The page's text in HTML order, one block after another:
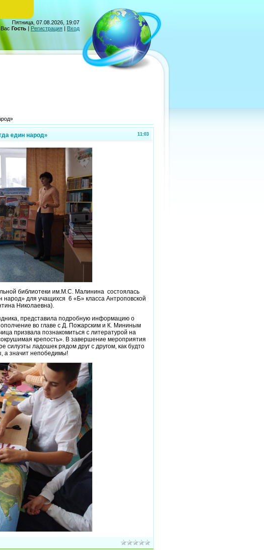
Пятница, 07.08.2026, 19:07
Гость | Регистрация | Вход
11:03
един народ»
библиотеки им.М.С. Малинина состоялась
для учащихся 6 «Б» класса Антроповской
Николаевна).
представила подробную информацию о
во главе с Д. Пожарским и К. Мининым
призвала познакомиться с литературой на
крепость». В завершение мероприятия
силуэты ладошек рядом друг с другом, как будто
а значит непобедимы!